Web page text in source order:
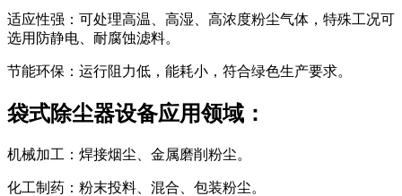
适应性强：可处理高温、高湿、高浓度粉尘气体，特殊工况可
选用防静电、耐腐蚀滤料。
节能环保：运行阻力低，能耗小，符合绿色生产要求。
袋式除尘器设备应用领域：
机械加工：焊接烟尘、金属磨削粉尘。
化工制药：粉末投料、混合、包装粉尘。